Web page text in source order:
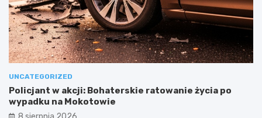
UNCATEGORIZED
Policjant w akcji: Bohaterskie ratowanie życia po
wypadku na Mokotowie